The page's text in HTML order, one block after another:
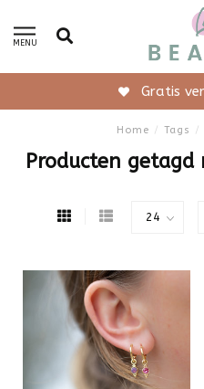
MENU
Gratis
Home / Tags /
Producten